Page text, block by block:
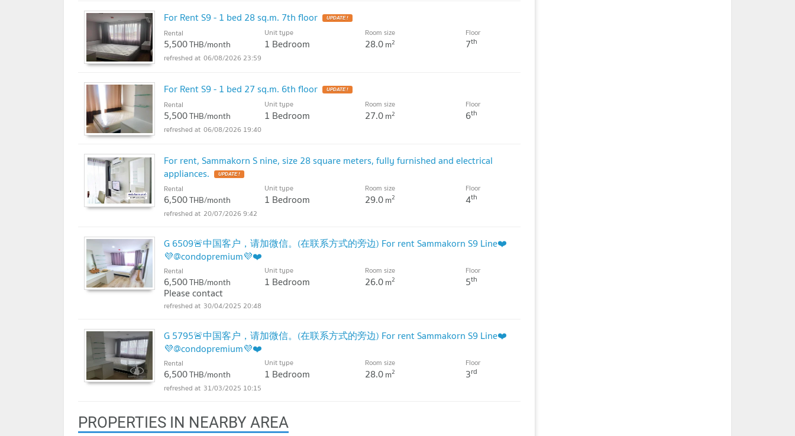
For Rent S9 - 1 bed 28 sq.m. 7th floor UPDATE !
Rental
5,500THB/month
Unit type
1 Bedroom
Room size
28.0m2
Floor
7th
06/08/2026 23:59
For Rent S9 - 1 bed 27 sq.m. 6th floor UPDATE !
Rental
5,500THB/month
Unit type
1 Bedroom
Room size
27.0m2
Floor
6th
06/08/2026 19:40
For rent, Sammakorn S nine, size 28 square meters, fully furnished and electrical
appliances.
UPDATE !
Rental
6,500THB/month
Unit type
1 Bedroom
Room size
29.0m2
Floor
4th
20/07/2026 9:42
G 6509🚨中国客户，请加微信。(在联系方式的旁边) For rent Sammakorn S9 Line❤️
💜@condopremium💜❤️
Rental
6,500THB/month
Please contact
Unit type
1 Bedroom
Room size
26.0m2
Floor
5th
30/04/2025 20:48
G 5795🚨中国客户，请加微信。(在联系方式的旁边) For rent Sammakorn S9 Line❤️
💜@condopremium💜❤️
Rental
6,500THB/month
Unit type
1 Bedroom
Room size
28.0m2
Floor
3rd
31/03/2025 10:15
PROPERTIES IN NEARBY AREA